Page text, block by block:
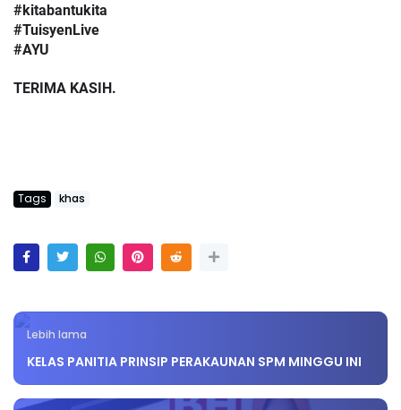
#kitabantukita
#TuisyenLive
#AYU
TERIMA KASIH.
Tags khas
Lebih lama
KELAS PANITIA PRINSIP PERAKAUNAN SPM MINGGU INI